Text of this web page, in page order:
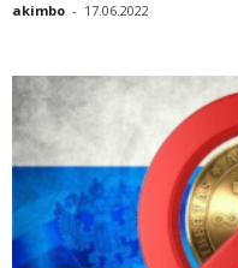
akimbo - 17.06.2022